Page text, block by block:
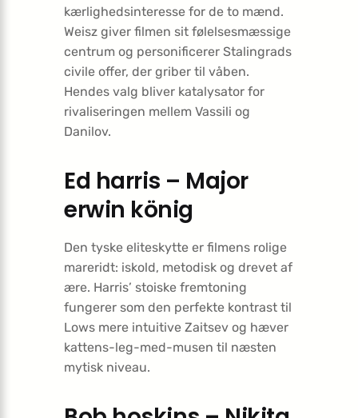
kærlighedsinteresse for de to mænd.
Weisz giver filmen sit følelsesmæssige
centrum og personificerer Stalingrads
civile offer, der griber til våben.
Hendes valg bliver katalysator for
rivaliseringen mellem Vassili og
Danilov.
Ed harris – Major
erwin könig
Den tyske eliteskytte er filmens rolige
mareridt: iskold, metodisk og drevet af
ære. Harris’ stoiske fremtoning
fungerer som den perfekte kontrast til
Lows mere intuitive Zaitsev og hæver
kattens-leg-med-musen til næsten
mytisk niveau.